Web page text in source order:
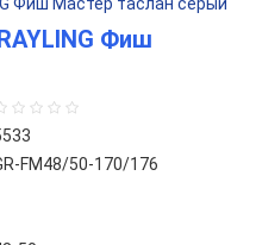
Фиш
FM48/50-170/176